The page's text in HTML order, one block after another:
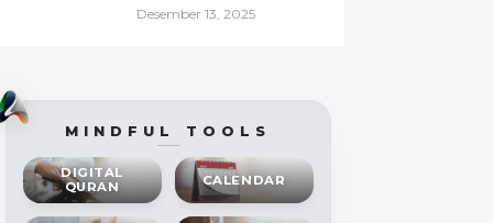
Desember 13, 2025
MINDFUL TOOLS
DIGITAL
QURAN
CALENDAR